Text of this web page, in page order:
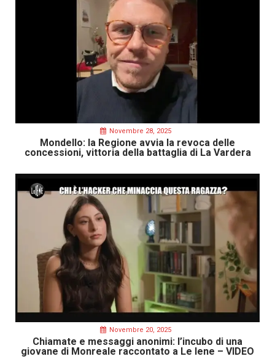
Novembre 28, 2025
Mondello: la Regione avvia la revoca delle
concessioni, vittoria della battaglia di La Vardera
Novembre 20, 2025
Chiamate e messaggi anonimi: l’incubo di una
giovane di Monreale raccontato a Le Iene – VIDEO